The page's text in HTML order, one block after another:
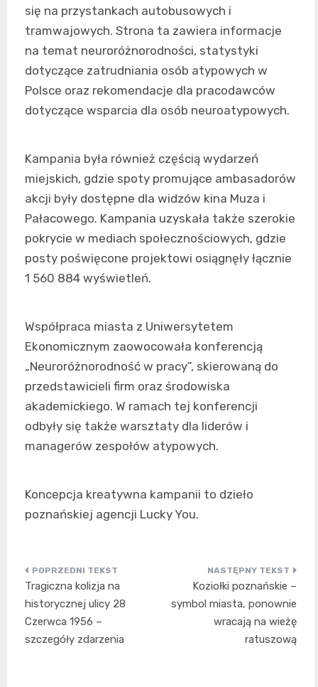
się na przystankach autobusowych i
tramwajowych. Strona ta zawiera informacje
na temat neuroróżnorodności, statystyki
dotyczące zatrudniania osób atypowych w
Polsce oraz rekomendacje dla pracodawców
dotyczące wsparcia dla osób neuroatypowych.
Kampania była również częścią wydarzeń
miejskich, gdzie spoty promujące ambasadorów
akcji były dostępne dla widzów kina Muza i
Pałacowego. Kampania uzyskała także szerokie
pokrycie w mediach społecznościowych, gdzie
posty poświęcone projektowi osiągnęły łącznie
1 560 884 wyświetleń.
Współpraca miasta z Uniwersytetem
Ekonomicznym zaowocowała konferencją
„Neuroróżnorodność w pracy”, skierowaną do
przedstawicieli firm oraz środowiska
akademickiego. W ramach tej konferencji
odbyły się także warsztaty dla liderów i
managerów zespołów atypowych.
Koncepcja kreatywna kampanii to dzieło
poznańskiej agencji Lucky You.
Nawigacja
wpisu
Tragiczna kolizja na
historycznej ulicy 28
Czerwca 1956 –
szczegóły zdarzenia
Koziołki poznańskie –
symbol miasta, ponownie
wracają na wieżę
ratuszową